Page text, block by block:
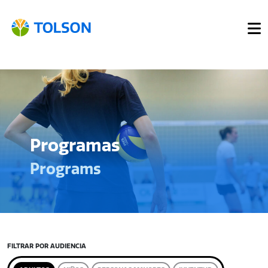
Programas
Programs
FILTRAR POR AUDIENCIA